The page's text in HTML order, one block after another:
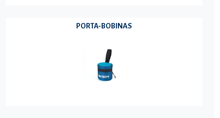
PORTA-BOBINAS